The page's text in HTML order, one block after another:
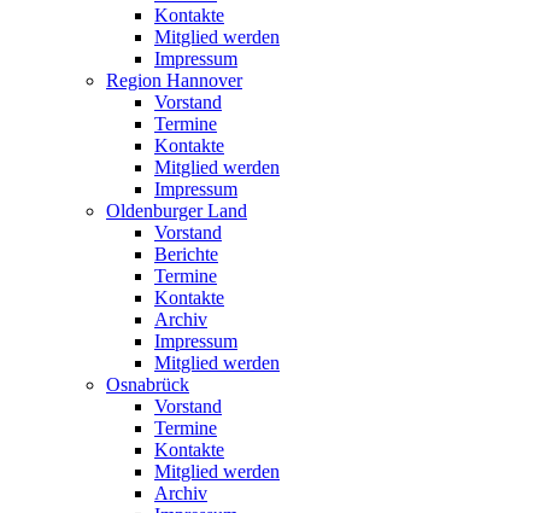
Kontakte
Mitglied werden
Impressum
Region Hannover
Vorstand
Termine
Kontakte
Mitglied werden
Impressum
Oldenburger Land
Vorstand
Berichte
Termine
Kontakte
Archiv
Impressum
Mitglied werden
Osnabrück
Vorstand
Termine
Kontakte
Mitglied werden
Archiv